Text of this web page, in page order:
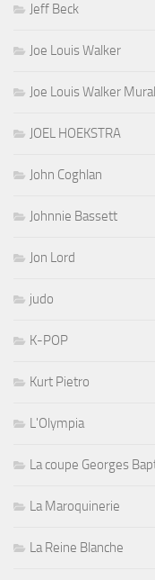
Jeff Beck
Joe Louis Walker
Joe Louis Walker
JOEL HOEKSTRA
John Coghlan
Johnnie Bassett
Jon Lord
judo
K-POP
Kurt Pietro
L'Olympia
La coupe Georges
La Maroquinerie
La Reine Blanche